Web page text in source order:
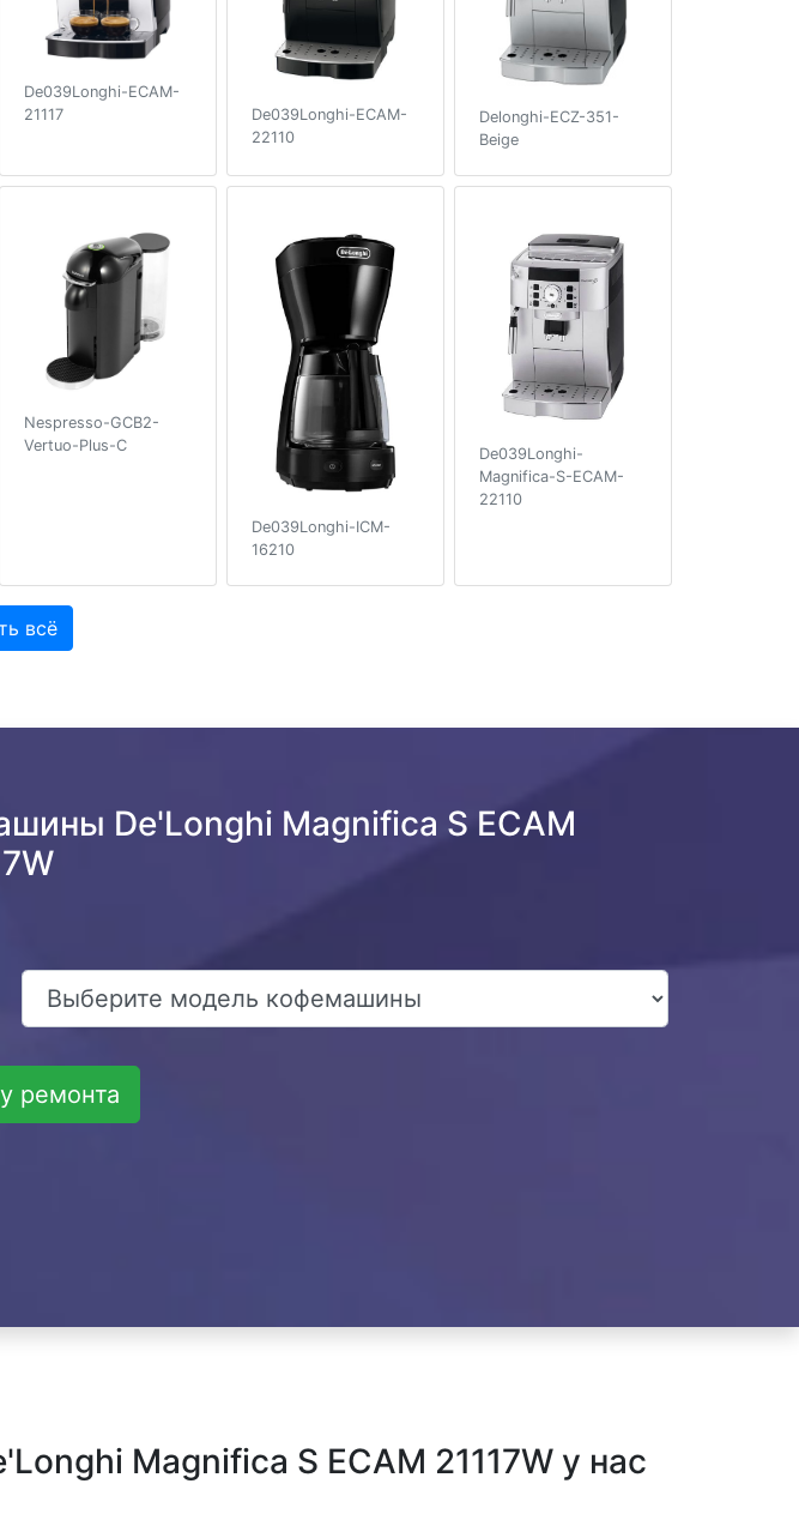
De039Longhi-ECAM-
21117
De039Longhi-ECAM-
22110
Delonghi-ECZ-351-
Beige
Nespresso-GCB2-
Vertuo-Plus-C
De039Longhi-ICM-
16210
De039Longhi-
Magnifica-S-ECAM-
22110
всё
De'Longhi Magnifica S ECAM
ремонта
Magnifica S ECAM 21117W у нас